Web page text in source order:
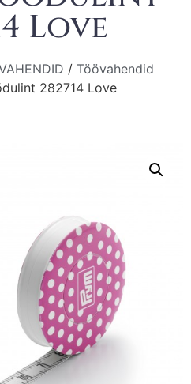
Love
/ Töövahendid
282714 Love